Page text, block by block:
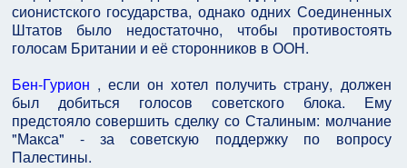
сионистского государства, однако одних Соединенных
Штатов было недостаточно, чтобы противостоять
голосам Британии и её сторонников в ООН.
Бен-Гурион , если он хотел получить страну, должен
был добиться голосов советского блока. Ему
предстояло совершить сделку со Сталиным: молчание
"Макса" - за советскую поддержку по вопросу
Палестины.